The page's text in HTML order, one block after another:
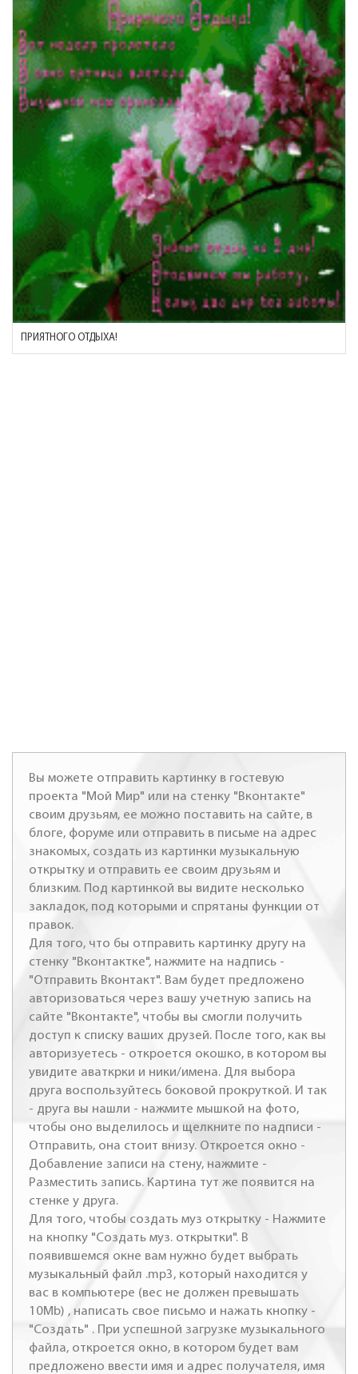
ПРИЯТНОГО ОТДЫХА!
Вы можете отправить картинку в гостевую
проекта "Мой Мир" или на стенку "Вконтакте"
своим друзьям, ее можно поставить на сайте, в
блоге, форуме или отправить в письме на адрес
знакомых, создать из картинки музыкальную
открытку и отправить ее своим друзьям и
близким. Под картинкой вы видите несколько
закладок, под которыми и спрятаны функции от
правок.
Для того, что бы отправить картинку другу на
стенку "Вконтактке", нажмите на надпись -
"Отправить Вконтакт". Вам будет предложено
авторизоваться через вашу учетную запись на
сайте "Вконтакте", чтобы вы смогли получить
доступ к списку ваших друзей. После того, как вы
авторизуетесь - откроется окошко, в котором вы
увидите аваткрки и ники/имена. Для выбора
друга воспользуйтесь боковой прокруткой. И так
- друга вы нашли - нажмите мышкой на фото,
чтобы оно выделилось и щелкните по надписи -
Отправить, она стоит внизу. Откроется окно -
Добавление записи на стену, нажмите -
Разместить запись. Картина тут же появится на
стенке у друга.
Для того, чтобы создать муз открытку - Нажмите
на кнопку "Создать муз. открытки". В
появившемся окне вам нужно будет выбрать
музыкальный файл .mp3, который находится у
вас в компьютере (вес не должен превышать
10Mb) , написать свое письмо и нажать кнопку -
"Создать" . При успешной загрузке музыкального
файла, откроется окно, в котором будет вам
предложено ввести имя и адрес получателя, имя